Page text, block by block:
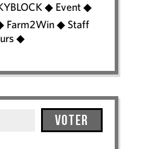
◆ Event ◆
Farm2Win ◆ Staff
◆
Voter